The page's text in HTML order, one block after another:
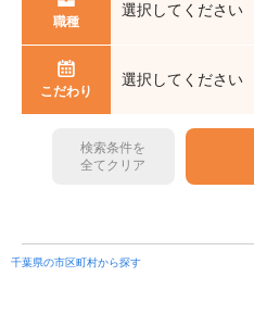
職種
選択してください
こだわり
選択してください
検索条件を
全てクリア
千葉県の市区町村から探す